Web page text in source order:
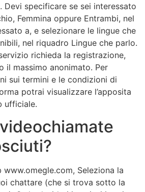
Devi specificare se sei interessato
Femmina oppure Entrambi, nel
a, e selezionare le lingue che
nel riquadro Lingue che parlo.
richieda la registrazione,
il massimo anonimato. Per
sui termini e le condizioni di
potrai visualizzare l’apposita
ufficiale.
Seleziona la
chattare (che si trova sotto la